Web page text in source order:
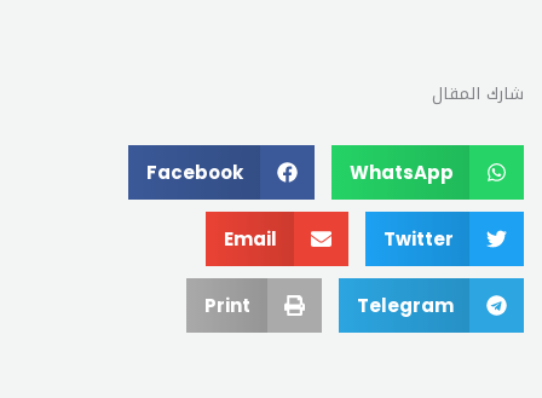
شارك المقال
WhatsApp
Facebook
Twitter
Email
Telegram
Print